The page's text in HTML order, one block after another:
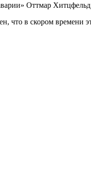
Оттмар
что в скором времени